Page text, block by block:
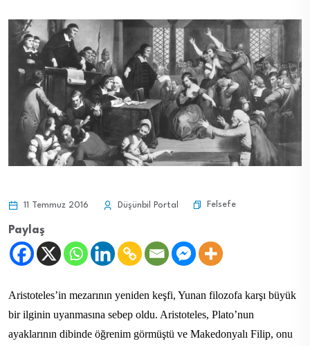
11 Temmuz 2016 Düşünbil Portal Felsefe
Paylaş
Aristoteles’in mezarının yeniden keşfi, Yunan filozofa karşı büyük
bir ilginin uyanmasına sebep oldu. Aristoteles, Plato’nun
ayaklarının dibinde öğrenim görmüştü ve Makedonyalı Filip, onu